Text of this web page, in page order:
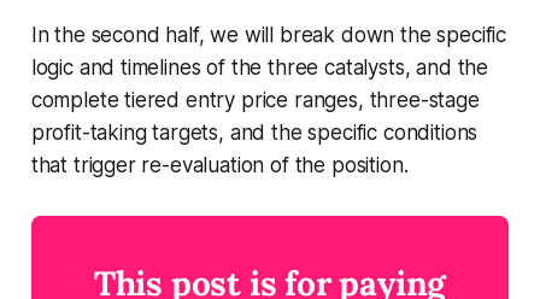
In the second half, we will break down the specific
logic and timelines of the three catalysts, and the
complete tiered entry price ranges, three-stage
profit-taking targets, and the specific conditions
that trigger re-evaluation of the position.
This post is for paying